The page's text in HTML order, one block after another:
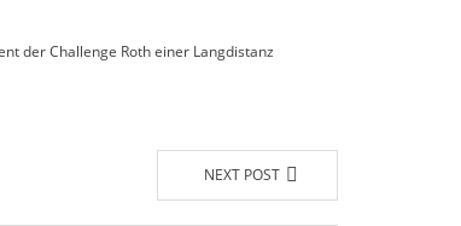
der Challenge Roth einer Langdistanz
NEXT POST